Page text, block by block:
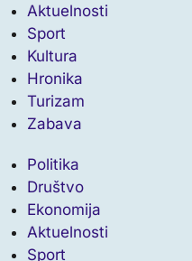
Aktuelnosti
Sport
Kultura
Hronika
Turizam
Zabava
Politika
Društvo
Ekonomija
Aktuelnosti
Sport